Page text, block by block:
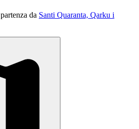
da Santi Quaranta, Qarku i